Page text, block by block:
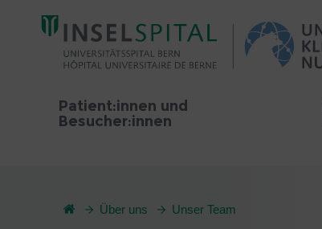
Patient:innen und
Besucher:innen
Über uns Unser Team